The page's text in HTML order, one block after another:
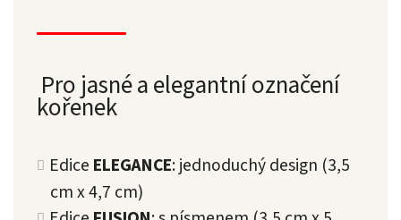
Pro jasné a elegantní označení
kořenek
Edice ELEGANCE: jednoduchý design (3,5
cm x 4,7 cm)